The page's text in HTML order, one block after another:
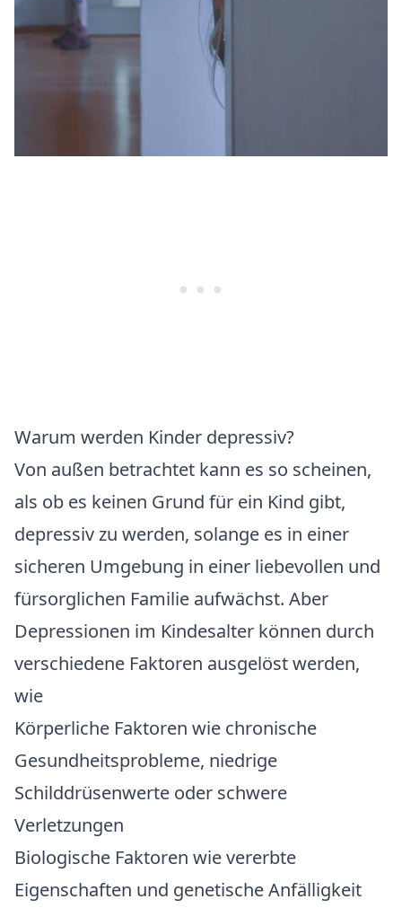
Warum werden Kinder depressiv?
Von außen betrachtet kann es so scheinen,
als ob es keinen Grund für ein Kind gibt,
depressiv zu werden, solange es in einer
sicheren Umgebung in einer liebevollen und
fürsorglichen Familie aufwächst. Aber
Depressionen im Kindesalter können durch
verschiedene Faktoren ausgelöst werden,
wie
Körperliche Faktoren wie chronische
Gesundheitsprobleme, niedrige
Schilddrüsenwerte oder schwere
Verletzungen
Biologische Faktoren wie vererbte
Eigenschaften und genetische Anfälligkeit